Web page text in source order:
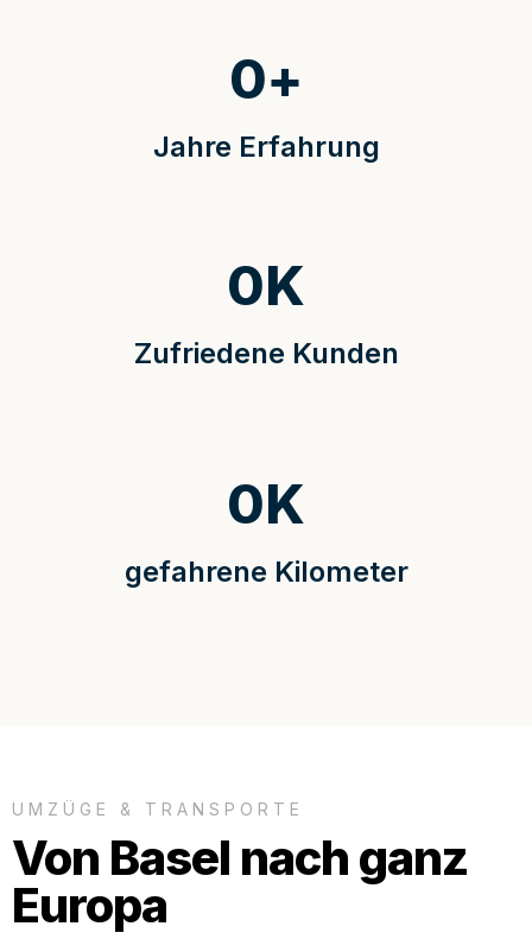
Jahre Erfahrung
0+
Zufriedene Kunden
0K
gefahrene Kilometer
0K
UMZÜGE & TRANSPORTE
Von Basel nach ganz
Europa